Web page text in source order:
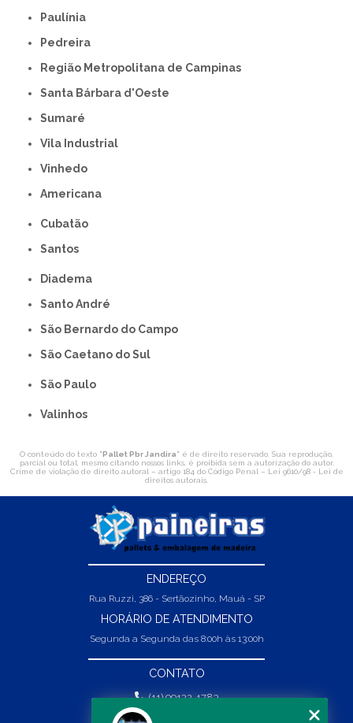
Paulínia
Pedreira
Região Metropolitana de Campinas
Santa Bárbara d'Oeste
Sumaré
Vila Industrial
Vinhedo
americana
Cubatão
Santos
Diadema
Santo André
São Bernardo do Campo
São Caetano do Sul
São Paulo
Valinhos
O conteúdo do texto "Pallet Pbr Jandira" é de direito reservado. Sua reprodução,
parcial ou total, mesmo citando nossos links, é proibida sem a autorização do autor.
Crime de violação de direito autoral – artigo 184 do Código Penal – Lei 9610/98 - Lei de
direitos autorais
ENDEREÇO
Rua Ruzzi, 386 - Sertãozinho, Mauá - SP
HORÁRIO DE ATENDIMENTO
Segunda a Segunda das 8:00h às 13:00h
CONTATO
(11) 99132-1783
(11) 99132-1783